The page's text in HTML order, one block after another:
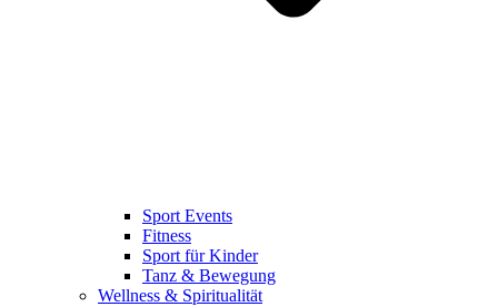
Sport Events
Fitness
Sport für Kinder
Tanz & Bewegung
Wellness & Spiritualität